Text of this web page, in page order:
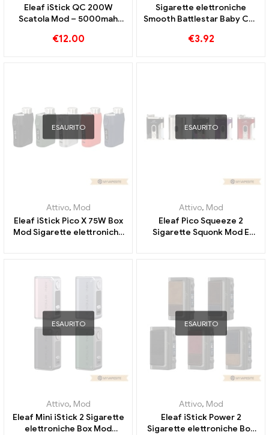
Eleaf iStick QC 200W
Scatola Mod – 5000mah
all'ingrosso丨Custom
€12.00
Sigarette elettroniche
Smooth Battlestar Baby Coil
€3.92
ESAURITO
Attivo, Mod
Eleaf iStick Pico X 75W Box
Mod Sigarette elettroniche
ESAURITO
Attivo, Mod
Eleaf Pico Squeeze 2
Sigarette Squonk Mod E
ESAURITO
Attivo, Mod
Eleaf Mini iStick 2 Sigarette
elettroniche Box Mod
ESAURITO
Attivo, Mod
Eleaf iStick Power 2
Sigarette elettroniche Box